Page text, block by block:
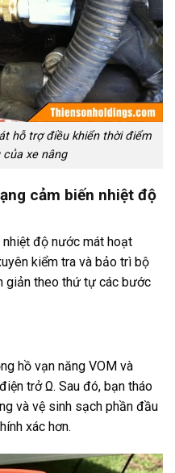
hỗ trợ điều khiển thời điểm
của xe nâng
cảm biến nhiệt độ
độ nước mát hoạt
kiểm tra và bảo trì bộ
giản theo thứ tự các bước
hồ vạn năng VOM và
trở Ω. Sau đó, bạn tháo
và vệ sinh sạch phần đầu
xác hơn.